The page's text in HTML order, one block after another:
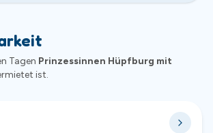
Tagen Prinzessinnen Hüpfburg mit
ist.